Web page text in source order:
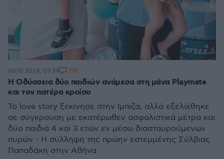
Η Οδύσσεια δύο παιδιών ανάμεσα στη μάνα Playmate
και τον πατέρα κροίσο
Το love story ξεκίνησε στην Ιμπιζα, αλλά εξελίχθηκε
σε σύγκρουση με εκατέρωθεν ασφαλιστικά μέτρα και
δύο παιδιά 4 και 3 ετών εν μέσω διασταυρούμενων
πυρών - Η σύλληψη της πρώην εστεμμένης Σύλβιας
Παπαδάκη στην Αθήνα
08.10.2024, 09:29 176